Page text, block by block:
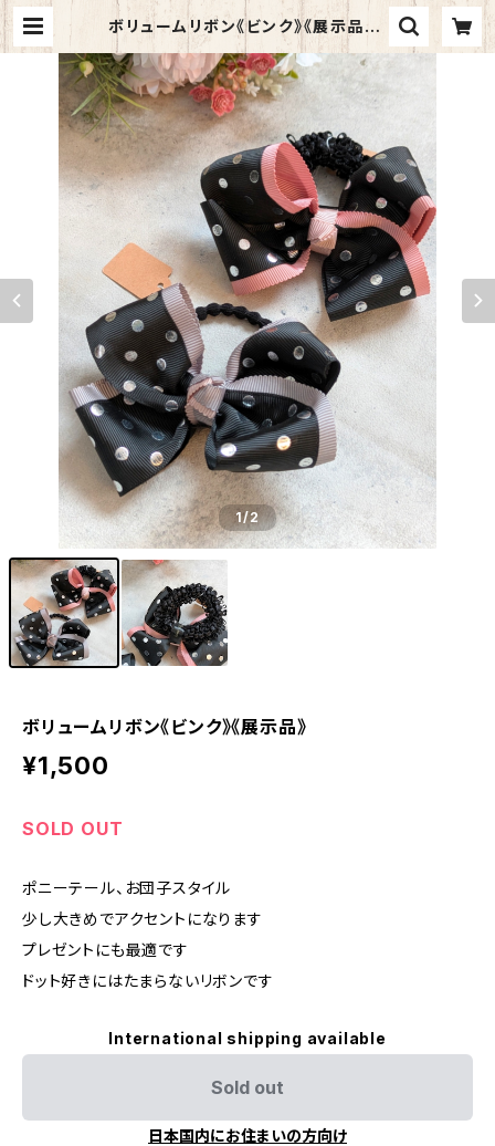
ボリュームリボン《ビンク》《展示品》 |
Adeona
1/2
ボリュームリボン《ビンク》《展示品》
¥1,500
SOLD OUT
ポニーテール、お団子スタイル
少し大きめでアクセントになります
プレゼントにも最適です
ドット好きにはたまらないリボンです
International shipping available
Sold out
日本国内にお住まいの方向け